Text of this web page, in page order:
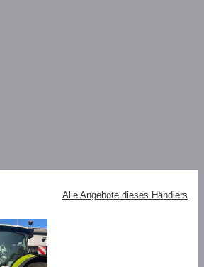
Alle Angebote dieses Händlers